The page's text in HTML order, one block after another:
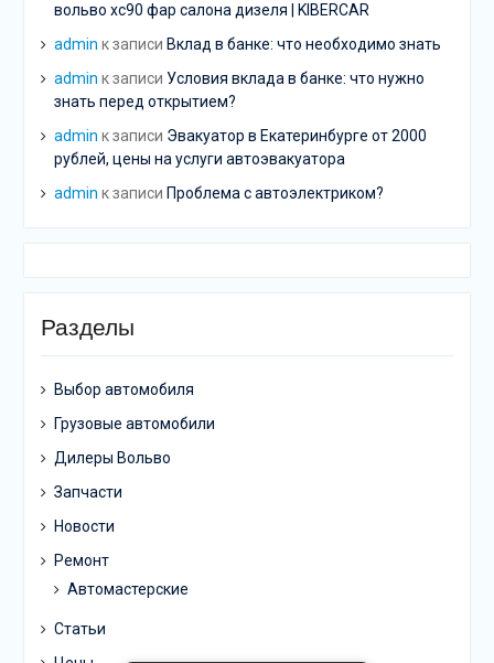
вольво хс90 фар салона дизеля | KIBERCAR
admin к записи Вклад в банке: что необходимо знать
admin к записи Условия вклада в банке: что нужно
знать перед открытием?
admin к записи Эвакуатор в Екатеринбурге от 2000
рублей, цены на услуги автоэвакуатора
admin к записи Проблема с автоэлектриком?
Разделы
Выбор автомобиля
Грузовые автомобили
Дилеры Вольво
Запчасти
Новости
Ремонт
Автомастерские
Статьи